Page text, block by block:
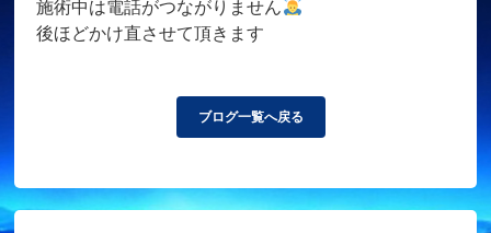
施術中は電話がつながりません
後ほどかけ直させて頂きます
ブログ一覧へ戻る